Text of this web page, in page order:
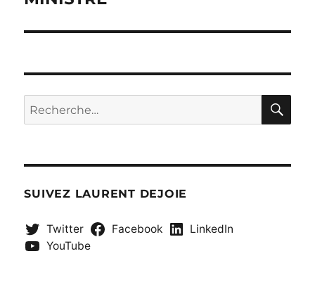
Recherche
pour :
SUIVEZ LAURENT DEJOIE
Twitter Facebook
LinkedIn
YouTube